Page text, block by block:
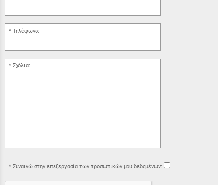
Τηλέφωνο:
Σχόλια:
Συναινώ στην επεξεργασία των προσωπικών μου δεδομένων: